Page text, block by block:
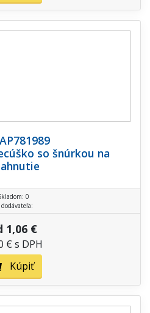
so šnúrkou na
0
1,06 €
€ s DPH
Kúpiť